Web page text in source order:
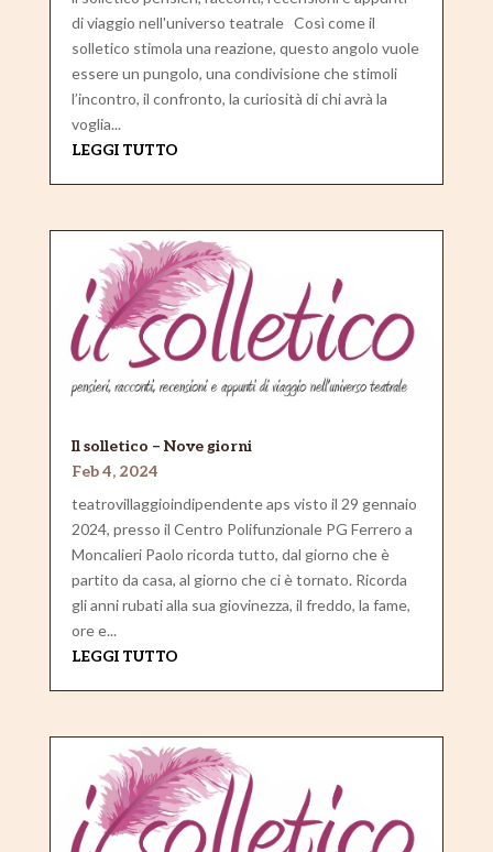
di viaggio nell'universo teatrale Così come il
solletico stimola una reazione, questo angolo vuole
essere un pungolo, una condivisione che stimoli
l’incontro, il confronto, la curiosità di chi avrà la
voglia...
LEGGI TUTTO
Il solletico – Nove giorni
Feb 4, 2024
teatrovillaggioindipendente aps visto il 29 gennaio
2024, presso il Centro Polifunzionale PG Ferrero a
Moncalieri Paolo ricorda tutto, dal giorno che è
partito da casa, al giorno che ci è tornato. Ricorda
gli anni rubati alla sua giovinezza, il freddo, la fame,
ore e...
LEGGI TUTTO